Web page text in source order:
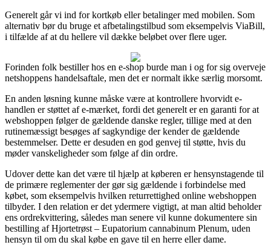
Generelt går vi ind for kortkøb eller betalinger med mobilen. Som
alternativ bør du bruge et afbetalingstilbud som eksempelvis ViaBill,
i tilfælde af at du hellere vil dække beløbet over flere uger.
Forinden folk bestiller hos en e-shop burde man i og for sig overveje
netshoppens handelsaftale, men det er normalt ikke særlig morsomt.
En anden løsning kunne måske være at kontrollere hvorvidt e-
handlen er støttet af e-mærket, fordi det generelt er en garanti for at
webshoppen følger de gældende danske regler, tillige med at den
rutinemæssigt besøges af sagkyndige der kender de gældende
bestemmelser. Dette er desuden en god genvej til støtte, hvis du
møder vanskeligheder som følge af din ordre.
Udover dette kan det være til hjælp at køberen er hensynstagende til
de primære reglementer der gør sig gældende i forbindelse med
købet, som eksempelvis hvilken returrettighed online webshoppen
tilbyder. I den relation er det ydermere vigtigt, at man altid beholder
ens ordrekvittering, således man senere vil kunne dokumentere sin
bestilling af Hjortetrøst – Eupatorium cannabinum Plenum, uden
hensyn til om du skal købe en gave til en herre eller dame.